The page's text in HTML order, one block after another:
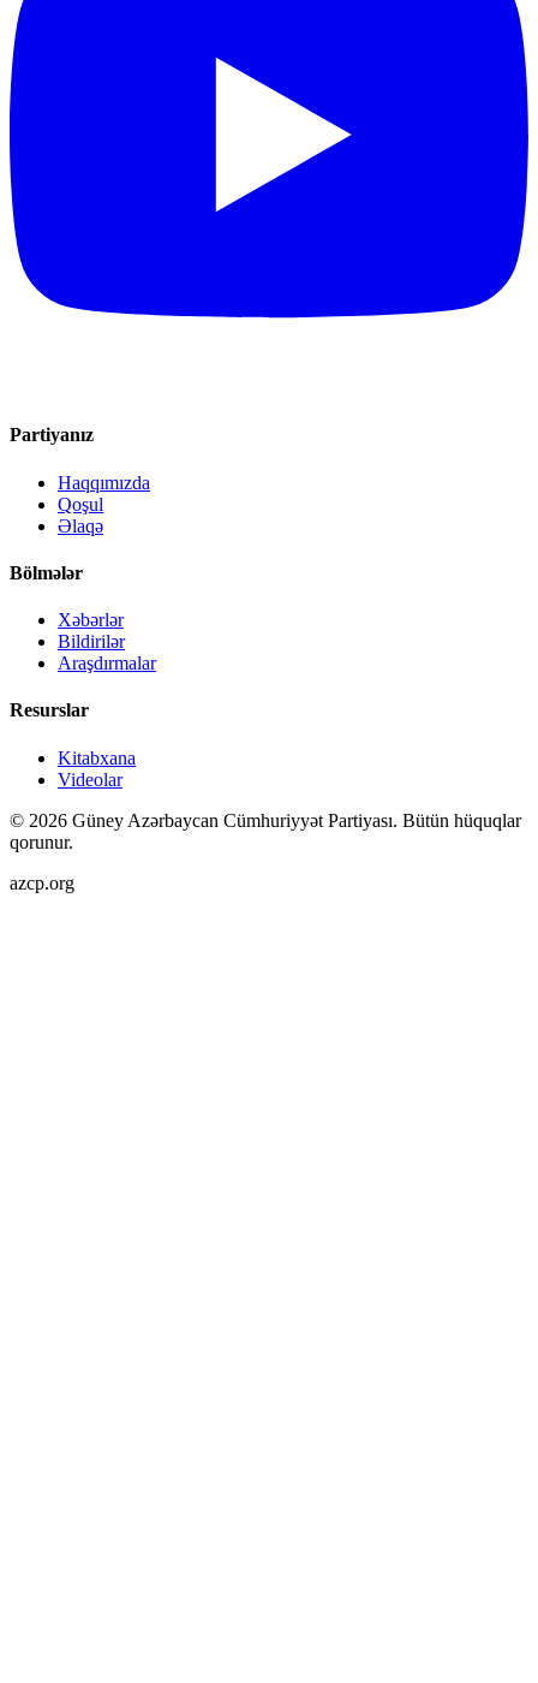
Partiyanız
Haqqımızda
Qoşul
Əlaqə
Bölmələr
Xəbərlər
Bildirilər
Araşdırmalar
Resurslar
Kitabxana
Videolar
© 2026 Güney Azərbaycan Cümhuriyyət Partiyası. Bütün hüquqlar
qorunur.
azcp.org